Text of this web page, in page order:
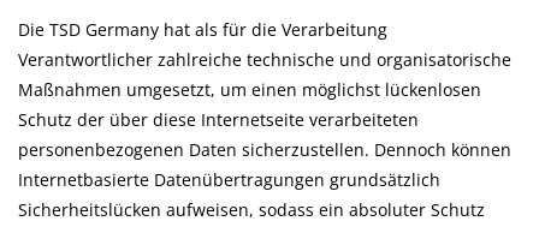
Die TSD Germany hat als für die Verarbeitung
Verantwortlicher zahlreiche technische und organisatorische
Maßnahmen umgesetzt, um einen möglichst lückenlosen
Schutz der über diese Internetseite verarbeiteten
personenbezogenen Daten sicherzustellen. Dennoch können
Internetbasierte Datenübertragungen grundsätzlich
Sicherheitslücken aufweisen, sodass ein absoluter Schutz